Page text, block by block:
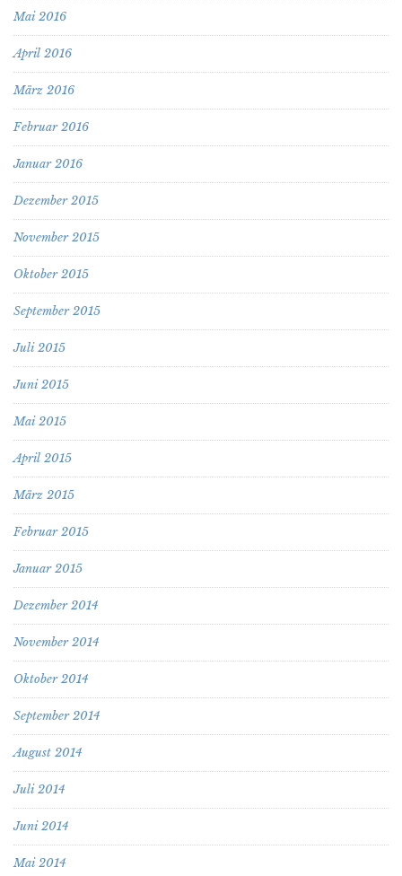
Mai 2016
April 2016
März 2016
Februar 2016
Januar 2016
Dezember 2015
November 2015
Oktober 2015
September 2015
Juli 2015
Juni 2015
Mai 2015
April 2015
März 2015
Februar 2015
Januar 2015
Dezember 2014
November 2014
Oktober 2014
September 2014
August 2014
Juli 2014
Juni 2014
Mai 2014